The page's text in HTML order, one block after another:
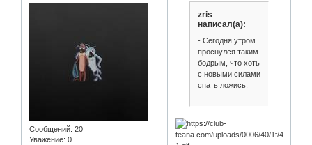
Сообщений: 20
Уважение: 0
zris
написал(а):
- Сегодня утром
проснулся таким
бодрым, что хоть
с новыми силами
спать ложись.